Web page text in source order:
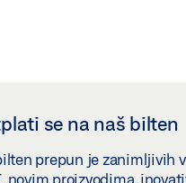
se na naš bilten
prepun je zanimljivih
novim proizvodima,